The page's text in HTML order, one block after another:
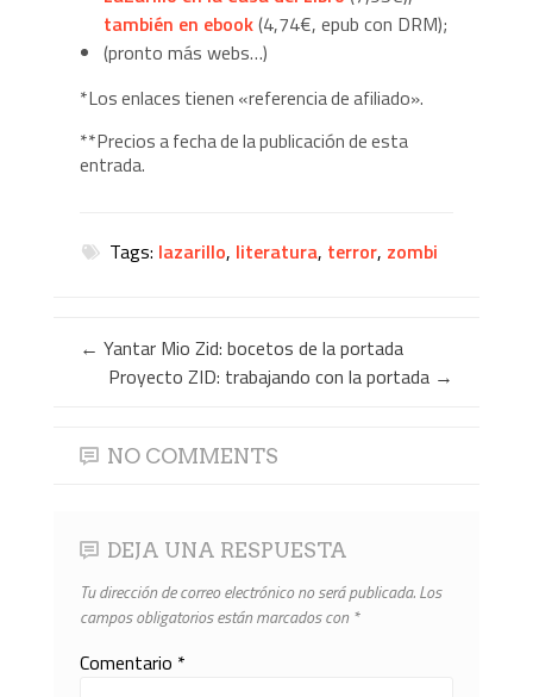
también en ebook(4,74€, epub con DRM);
(pronto más webs…)
*Los enlaces tienen «referencia de afiliado».
**Precios a fecha de la publicación de esta
entrada.
Tags: lazarillo, literatura, terror, zombi
← Yantar Mio Zid: bocetos de la portada
Proyecto ZID: trabajando con la portada →
NO COMMENTS
DEJA UNA RESPUESTA
Tu dirección de correo electrónico no será publicada.Los
campos obligatorios están marcados con *
Comentario *